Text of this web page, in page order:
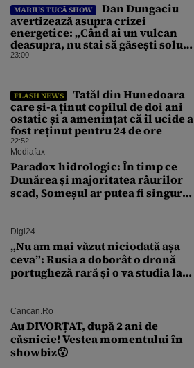
MARIUS TUCĂ SHOW
Dan Dungaciu
avertizează asupra crizei
energetice: „Când ai un vulcan
deasupra, nu stai să găsești soluții
cu leucoplast”
23:00
FLASH NEWS
Tatăl din Hunedoara
care și-a ținut copilul de doi ani
ostatic și a amenințat că îl ucide a
fost reținut pentru 24 de ore
22:52
Mediafax
Paradox hidrologic: În timp ce
Dunărea și majoritatea râurilor
scad, Someșul ar putea fi singurul
Digi24
„Nu am mai văzut niciodată așa
ceva”: Rusia a doborât o dronă
portugheză rară și o va studia la
Cancan.ro
Au DIVORȚAT, după 2 ani de
căsnicie! Vestea momentului în
showbiz😮